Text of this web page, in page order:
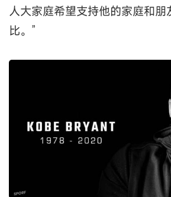
人大家庭希望支持他的家庭和朋
比。”